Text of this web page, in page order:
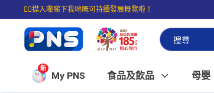
☝🏼㩒入嚟睇下我哋嘅可持續發展概覽啦！
⭐購物滿$399即享免費送貨；滿$100即可免費店取。
新
My PNS 食品及飲品 母嬰